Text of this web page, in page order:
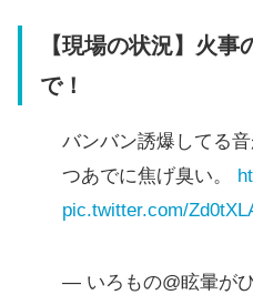
【現場の状況】火
で！
バンバン誘爆してる音
つあでに焦げ臭い。
pic.twitter.com/
— いろもの@眩暈が